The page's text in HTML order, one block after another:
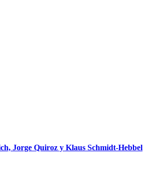
Jorge Quiroz y Klaus Schmidt-Hebbel